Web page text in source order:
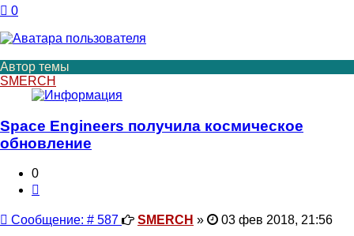
0
Автор темы
SMERCH
Space Engineers получила космическое
обновление
0
Сообщение: # 587Сообщение
SMERCH » 03 фев 2018, 21:56